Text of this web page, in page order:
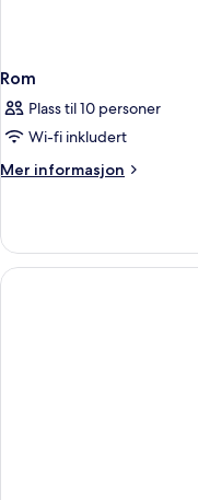
Rom
Plass til 10 personer
Wi-fi inkludert
Mer informasjon
Mer